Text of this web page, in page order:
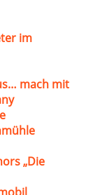
im
mach mit
„Die